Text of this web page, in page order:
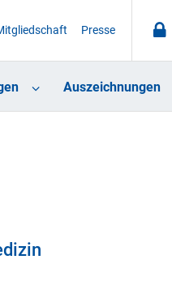
Presse
Auszeichnungen